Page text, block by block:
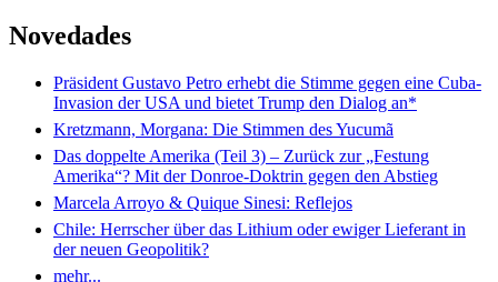
Novedades
Präsident Gustavo Petro erhebt die Stimme gegen eine Cuba-
Invasion der USA und bietet Trump den Dialog an*
Kretzmann, Morgana: Die Stimmen des Yucumã
Das doppelte Amerika (Teil 3) – Zurück zur „Festung
Amerika“? Mit der Donroe-Doktrin gegen den Abstieg
Marcela Arroyo & Quique Sinesi: Reflejos
Chile: Herrscher über das Lithium oder ewiger Lieferant in
der neuen Geopolitik?
mehr...